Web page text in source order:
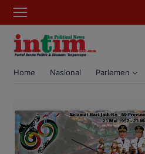
Home Nasional Parlemen